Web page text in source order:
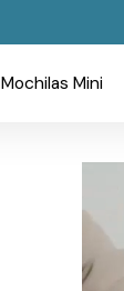
Mochilas Mini